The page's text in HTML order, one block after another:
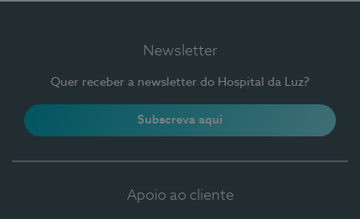
Newsletter
Quer receber a newsletter do Hospital da Luz?
Subscreva aqui
Apoio ao cliente